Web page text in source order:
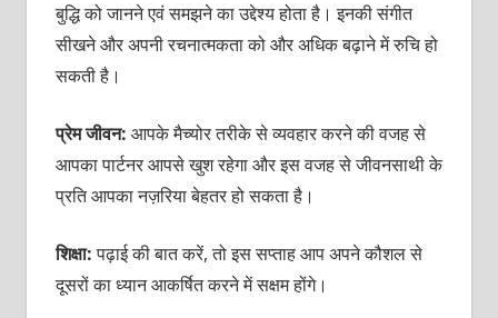
बुद्धि को जानने एवं समझने का उद्देश्‍य होता है। इनकी संगीत
सीखने और अपनी रचनात्‍मकता को और अधिक बढ़ाने में रुचि हो
सकती है।
प्रेम जीवन: आपके मैच्‍योर तरीके से व्‍यवहार करने की वजह से
आपका पार्टनर आपसे खुश रहेगा और इस वजह से जीवनसाथी के
प्रति आपका नज़रिया बेहतर हो सकता है।
शिक्षा:पढ़ाई की बात करें, तो इस सप्‍ताह आप अपने कौशल से
दूसरों का ध्‍यान आकर्षित करने में सक्षम होंगे।